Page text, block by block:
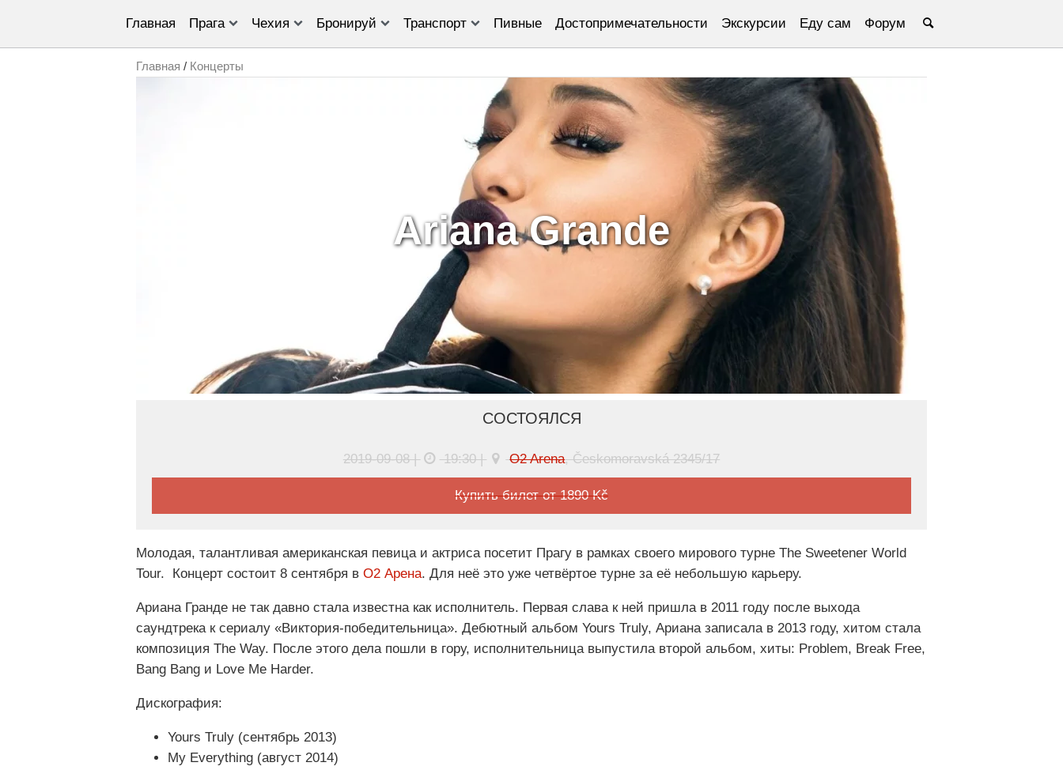
Главная Прага Чехия Бронируй Транспорт Пивные Достопримечательности Экскурсии Еду сам Форум
Главная / Концерты
Ariana Grande
СОСТОЯЛСЯ
2019-09-08 | 19:30 | O2 Arena, Českomoravská 2345/17
Купить билет от 1890 Kč
Молодая, талантливая американская певица и актриса посетит Прагу в рамках своего мирового турне The Sweetener World
Tour. Концерт состоит 8 сентября в О2 Арена. Для неё это уже четвёртое турне за её небольшую карьеру.
Ариана Гранде не так давно стала известна как исполнитель. Первая слава к ней пришла в 2011 году после выхода
саундтрека к сериалу «Виктория-победительница». Дебютный альбом Yours Truly, Ариана записала в 2013 году, хитом стала
композиция The Way. После этого дела пошли в гору, исполнительница выпустила второй альбом, хиты: Problem, Break Free,
Bang Bang и Love Me Harder.
Дискография:
Yours Truly (сентябрь 2013)
My Everything (август 2014)